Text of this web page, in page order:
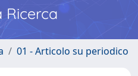
Ricerca
01 - Articolo su periodico